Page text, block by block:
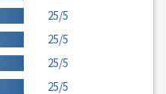
25/5
25/5
25/5
25/5